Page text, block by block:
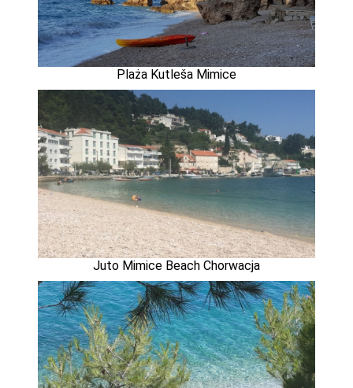
Plaża Kutleša Mimice
Juto Mimice Beach Chorwacja